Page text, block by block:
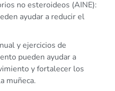
no esteroideos (AINE):
ayudar a reducir el
y ejercicios de
pueden ayudar a
y fortalecer los
muñeca.